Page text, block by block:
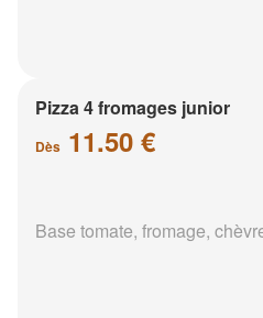
Pizza 4 fromages junior
Dès 11.50 €
Base tomate, fromage,